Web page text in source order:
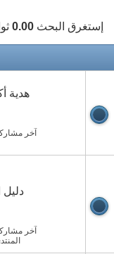
إستغرق البحث 0.00
آخر مشاركة
دليل
آخر مشاركة